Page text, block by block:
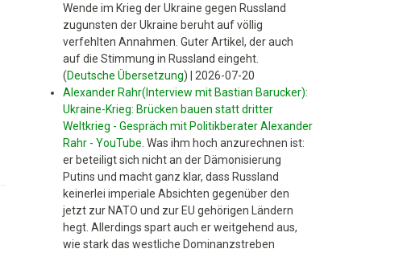
Wende im Krieg der Ukraine gegen Russland
zugunsten der Ukraine beruht auf völlig
verfehlten Annahmen. Guter Artikel, der auch
auf die Stimmung in Russland eingeht.
(Deutsche Übersetzung)
2026-07-20
Alexander Rahr(Interview mit Bastian Barucker):
Ukraine-Krieg: Brücken bauen statt dritter
Weltkrieg - Gespräch mit Politikberater Alexander
Rahr - YouTube Was ihm hoch anzurechnen ist:
er beteiligt sich nicht an der Dämonisierung
Putins und macht ganz klar, dass Russland
keinerlei imperiale Absichten gegenüber den
jetzt zur NATO und zur EU gehörigen Ländern
hegt. Allerdings spart auch er weitgehend aus,
wie stark das westliche Dominanzstreben